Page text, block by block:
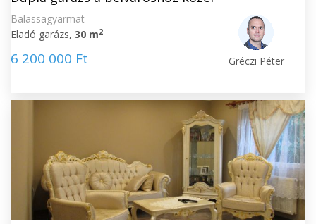
Balassagyarmat
Eladó garázs, 30 m2
6 200 000 Ft Gréczi Péter